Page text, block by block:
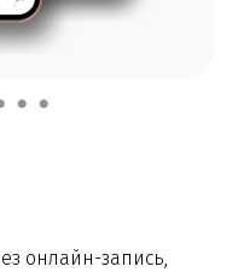
онлайн-запись,